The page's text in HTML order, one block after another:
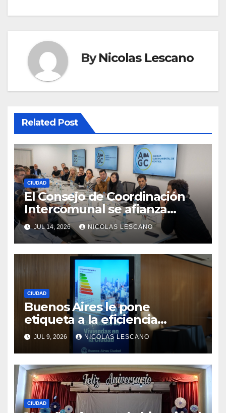
entradas
ByNicolas Lescano
Related Post
CIUDAD
El Consejo de Coordinación
Intercomunal se afianza
como la pieza clave entre la
Ciudad y las 15 comunas
JUL 14, 2026 NICOLAS LESCANO
CIUDAD
Buenos Aires le pone
etiqueta a la eficiencia
energética: así funciona el
nuevo sistema que va a
cambiar la forma de comprar
y alquilar viviendas
JUL 9, 2026 NICOLAS LESCANO
CIUDAD